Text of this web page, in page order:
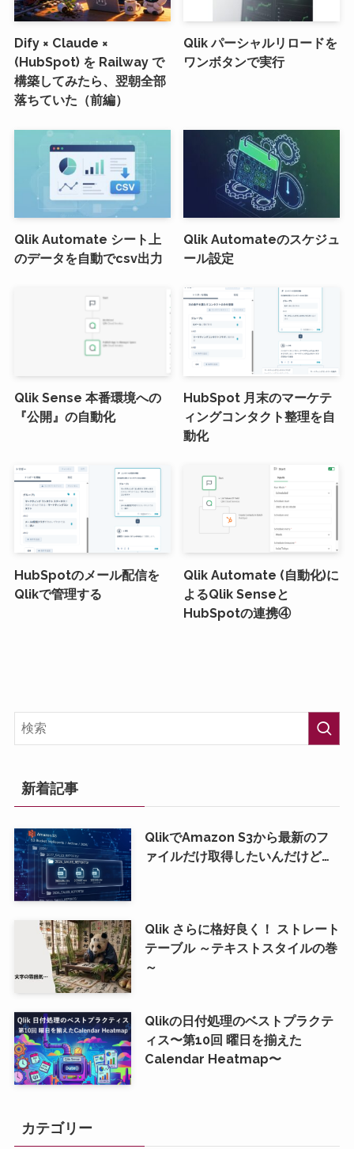
Dify × Claude ×
(HubSpot) を Railway で
構築してみたら、翌朝全部
落ちていた（前編）
Qlik パーシャルリロードを
ワンボタンで実行
Qlik Automate シート上
のデータを自動でcsv出力
Qlik Automateのスケジュ
ール設定
Qlik Sense 本番環境への
『公開』の自動化
HubSpot 月末のマーケテ
ィングコンタクト整理を自
動化
HubSpotのメール配信を
Qlikで管理する
Qlik Automate (自動化)に
よるQlik Senseと
HubSpotの連携④
新着記事
QlikでAmazon S3から最新のフ
ァイルだけ取得したいんだけど…
Qlik さらに格好良く！ ストレート
テーブル ～テキストスタイルの巻
～
Qlikの日付処理のベストプラクテ
ィス〜第10回 曜日を揃えた
Calendar Heatmap〜
カテゴリー